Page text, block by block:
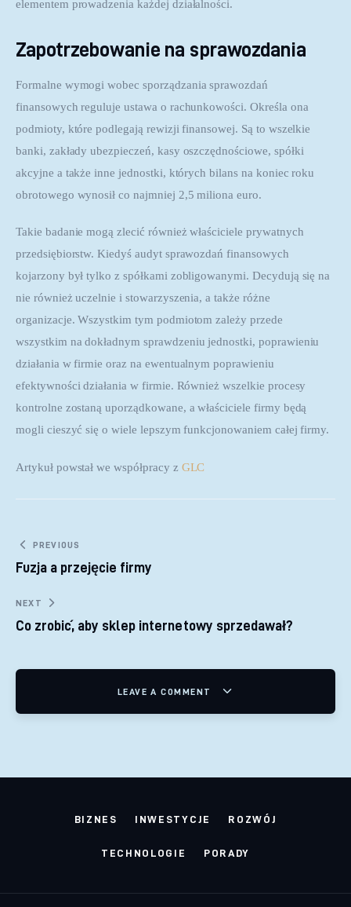
elementem prowadzenia każdej działalności.
Zapotrzebowanie na sprawozdania
Formalne wymogi wobec sporządzania sprawozdań
finansowych reguluje ustawa o rachunkowości. Określa ona
podmioty, które podlegają rewizji finansowej. Są to wszelkie
banki, zakłady ubezpieczeń, kasy oszczędnościowe, spółki
akcyjne a także inne jednostki, których bilans na koniec roku
obrotowego wynosił co najmniej 2,5 miliona euro.
Takie badanie mogą zlecić również właściciele prywatnych
przedsiębiorstw. Kiedyś audyt sprawozdań finansowych
kojarzony był tylko z spółkami zobligowanymi. Decydują się na
nie również uczelnie i stowarzyszenia, a także różne
organizacje. Wszystkim tym podmiotom zależy przede
wszystkim na dokładnym sprawdzeniu jednostki, poprawieniu
działania w firmie oraz na ewentualnym poprawieniu
efektywności działania w firmie. Również wszelkie procesy
kontrolne zostaną uporządkowane, a właściciele firmy będą
mogli cieszyć się o wiele lepszym funkcjonowaniem całej firmy.
Artykuł powstał we współpracy z GLC
Nawigacja wpisu
PREVIOUS
Fuzja a przejęcie firmy
NEXT
Co zrobić, aby sklep internetowy sprzedawał?
LEAVE A COMMENT
BIZNES INWESTYCJE ROZWÓJ
TECHNOLOGIE PORADY